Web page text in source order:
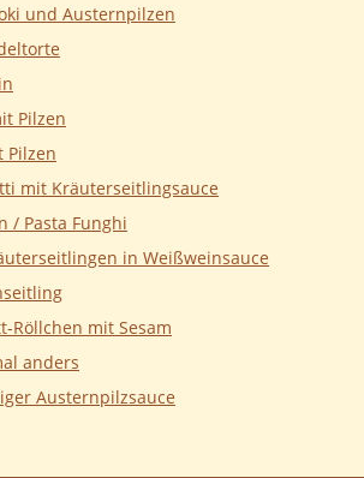
und Austernpilzen
Pilzen
Pilzen
mit Kräuterseitlingsauce
/ Pasta Funghi
in Weißweinsauce
Röllchen mit Sesam
anders
Austernpilzsauce